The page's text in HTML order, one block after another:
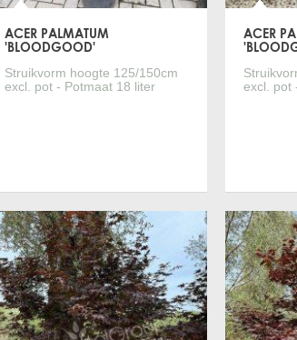
ACER PALMATUM
'BLOODGOOD'
Struikvorm hoogte 125/150cm
excl. pot - Potmaat 18 liter
Meer informatie
ACER
excl. pot